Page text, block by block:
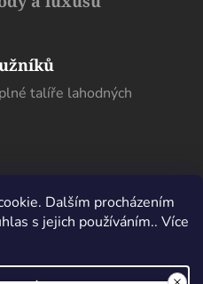
Dalším procházením
s jejich používáním.. Více
talíře lahodných